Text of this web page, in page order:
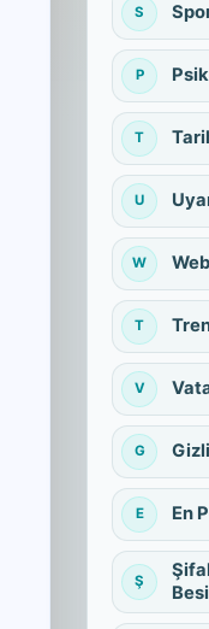
S
P
T
U
W
T
V
G
E En
Ş